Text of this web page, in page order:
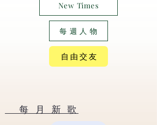
New Times
每 週 人 物
自 由 交 友
​ 每 月 新 歌